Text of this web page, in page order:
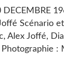
DECEMBRE
Scénario
Alex Joffé,
: